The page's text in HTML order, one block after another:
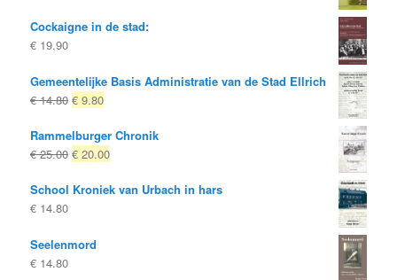
Cockaigne in de stad:
€ 19.90
Gemeentelijke Basis Administratie van de Stad Ellrich
€14.80 Oorspronkelijke
was:
€ 14.80
€ 9.80Huidige
is:
€ 9.80.
Rammelburger Chronik
€25.00 Oorspronkelijke
was:
€ 20.00Huidige
is:
School Kroniek van Urbach in hars
€ 14.80
Seelenmord
€ 14.80